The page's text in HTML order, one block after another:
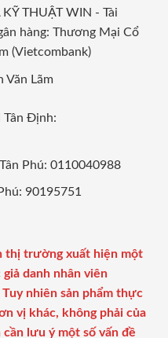
THUẬT WIN - Tài
hàng: Thương Mại Cổ
(Vietcombank)
Văn Lãm
Tân Định:
Phú: 0110040988
90195751
thị trường xuất hiện một
danh nhân viên
nhiên sản phẩm thực
vị khác, không phải của
lưu ý một số vấn đề